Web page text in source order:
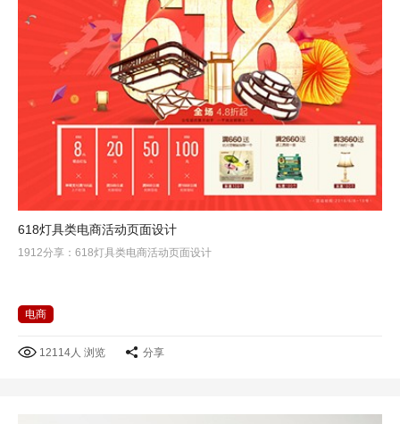
618灯具类电商活动页面设计
1912分享：618灯具类电商活动页面设计
电商
12114人 浏览 分享